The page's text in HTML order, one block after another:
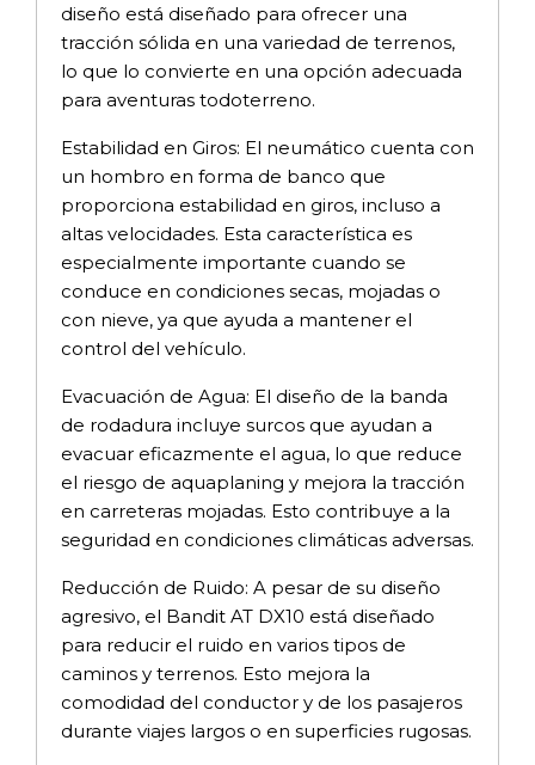
diseño está diseñado para ofrecer una
tracción sólida en una variedad de terrenos,
lo que lo convierte en una opción adecuada
para aventuras todoterreno.
Estabilidad en Giros: El neumático cuenta con
un hombro en forma de banco que
proporciona estabilidad en giros, incluso a
altas velocidades. Esta característica es
especialmente importante cuando se
conduce en condiciones secas, mojadas o
con nieve, ya que ayuda a mantener el
control del vehículo.
Evacuación de Agua: El diseño de la banda
de rodadura incluye surcos que ayudan a
evacuar eficazmente el agua, lo que reduce
el riesgo de aquaplaning y mejora la tracción
en carreteras mojadas. Esto contribuye a la
seguridad en condiciones climáticas adversas.
Reducción de Ruido: A pesar de su diseño
agresivo, el Bandit AT DX10 está diseñado
para reducir el ruido en varios tipos de
caminos y terrenos. Esto mejora la
comodidad del conductor y de los pasajeros
durante viajes largos o en superficies rugosas.